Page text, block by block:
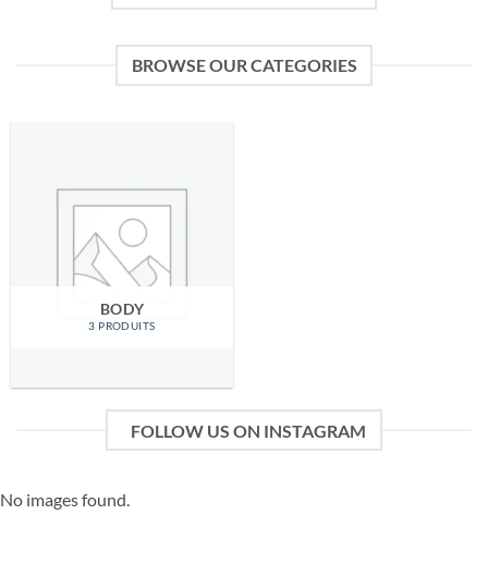
BROWSE OUR CATEGORIES
BODY
3 PRODUITS
FOLLOW US ON INSTAGRAM
No images found.